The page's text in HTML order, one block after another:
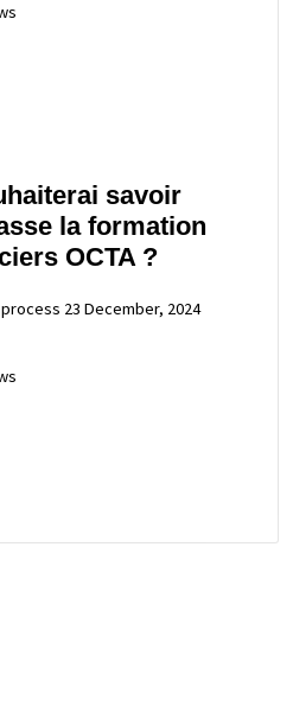
savoir
la formation
OCTA ?
23 December, 2024